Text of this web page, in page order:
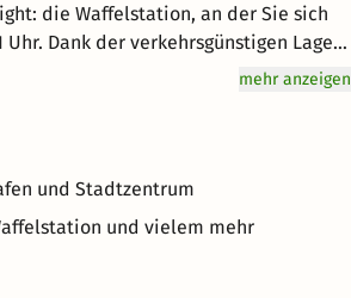
die Waffelstation, an der Sie sich
Lage
die Innenstadt. Ob ein Spaziergang
mehr anzeigen
und Stadtzentrum
und vielem mehr